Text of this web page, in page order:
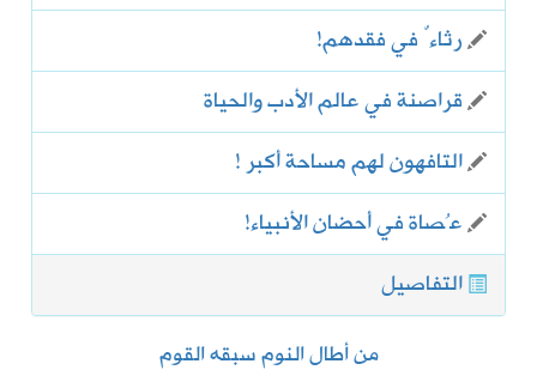
رثاءٌ في فقدهم!
قراصنة في عالم الأدب والحياة
التافهون لهم مساحة أكبر !
‏عُصاة في أحضان الأنبياء!
التفاصيل
من أطال النوم سبقه القوم